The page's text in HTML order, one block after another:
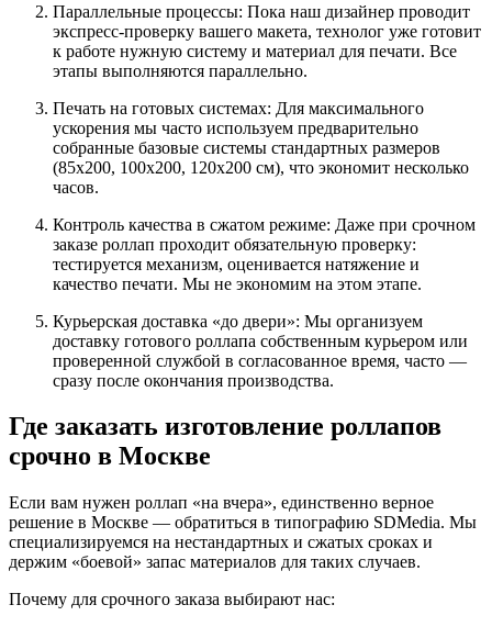
Параллельные процессы: Пока наш дизайнер проводит
экспресс-проверку вашего макета, технолог уже готовит
к работе нужную систему и материал для печати. Все
этапы выполняются параллельно.
Печать на готовых системах: Для максимального
ускорения мы часто используем предварительно
собранные базовые системы стандартных размеров
(85х200, 100х200, 120х200 см), что экономит несколько
часов.
Контроль качества в сжатом режиме: Даже при срочном
заказе роллап проходит обязательную проверку:
тестируется механизм, оценивается натяжение и
качество печати. Мы не экономим на этом этапе.
Курьерская доставка «до двери»: Мы организуем
доставку готового роллапа собственным курьером или
проверенной службой в согласованное время, часто —
сразу после окончания производства.
Где заказать изготовление роллапов
срочно в Москве
Если вам нужен роллап «на вчера», единственно верное
решение в Москве — обратиться в типографию SDMedia. Мы
специализируемся на нестандартных и сжатых сроках и
держим «боевой» запас материалов для таких случаев.
Почему для срочного заказа выбирают нас: